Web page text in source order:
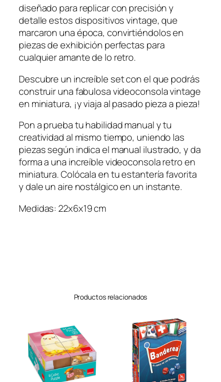
c
i
ó
n
–
G
a
m
e
o
n
s
o
l
e
a
diseñado para replicar con precisión y
detalle estos dispositivos vintage, que
marcaron una época, convirtiéndolos en
piezas de exhibición perfectas para
cualquier amante de lo retro.
Descubre un increíble set con el que podrás
construir una fabulosa videoconsola vintage
en miniatura, ¡y viaja al pasado pieza a pieza!
Pon a prueba tu habilidad manual y tu
creatividad al mismo tiempo, uniendo las
piezas según indica el manual ilustrado, y da
forma a una increíble videoconsola retro en
miniatura. Colócala en tu estantería favorita
y dale un aire nostálgico en un instante.
Medidas: 22x6x19 cm
Productos relacionados